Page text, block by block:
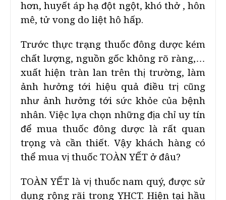
hơn, huyết áp hạ đột ngột, khó thở , hôn
mê, tử vong do liệt hô hấp.
Trước thực trạng thuốc đông dược kém
chất lượng, nguồn gốc không rõ ràng,…
xuất hiện tràn lan trên thị trường, làm
ảnh hưởng tới hiệu quả điều trị cũng
như ảnh hưởng tới sức khỏe của bệnh
nhân. Việc lựa chọn những địa chỉ uy tín
để mua thuốc đông dược là rất quan
trọng và cần thiết. Vậy khách hàng có
thể mua vị thuốc TOÀN YẾT ở đâu?
TOÀN YẾT là vị thuốc nam quý, được sử
dụng rộng rãi trong YHCT. Hiện tại hầu